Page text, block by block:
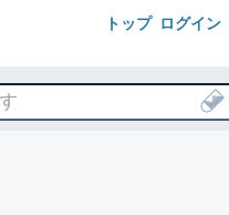
トップ ログイン